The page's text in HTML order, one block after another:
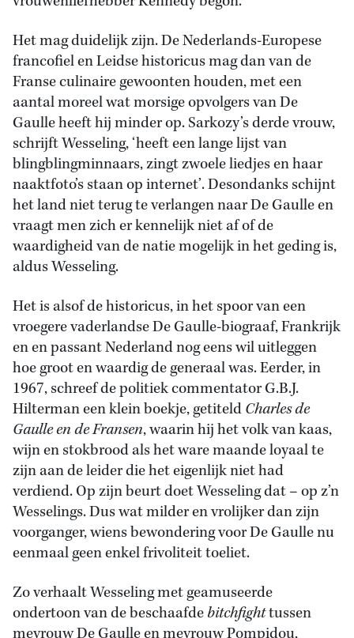
Het mag duidelijk zijn. De Nederlands-Europese
francofiel en Leidse historicus mag dan van de
Franse culinaire gewoonten houden, met een
aantal moreel wat morsige opvolgers van De
Gaulle heeft hij minder op. Sarkozy’s derde vrouw,
schrijft Wesseling, ‘heeft een lange lijst van
blingblingminnaars, zingt zwoele liedjes en haar
naaktfoto’s staan op internet’. Desondanks schijnt
het land niet terug te verlangen naar De Gaulle en
vraagt men zich er kennelijk niet af of de
waardigheid van de natie mogelijk in het geding is,
aldus Wesseling.
Het is alsof de historicus, in het spoor van een
vroegere vaderlandse De Gaulle-biograaf, Frankrijk
en en passant Nederland nog eens wil uitleggen
hoe groot en waardig de generaal was. Eerder, in
1967, schreef de politiek commentator G.B.J.
Hilterman een klein boekje, getiteldCharles de
Gaulle en de Fransen, waarin hij het volk van kaas,
wijn en stokbrood als het ware maande loyaal te
zijn aan de leider die het eigenlijk niet had
verdiend. Op zijn beurt doet Wesseling dat – op z’n
Wesselings. Dus wat milder en vrolijker dan zijn
voorganger, wiens bewondering voor De Gaulle nu
eenmaal geen enkel frivoliteit toeliet.
Zo verhaalt Wesseling met geamuseerde
ondertoon van de beschaafdebitchfighttussen